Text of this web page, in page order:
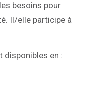
besoins pour
Il/elle participe à
disponibles en :